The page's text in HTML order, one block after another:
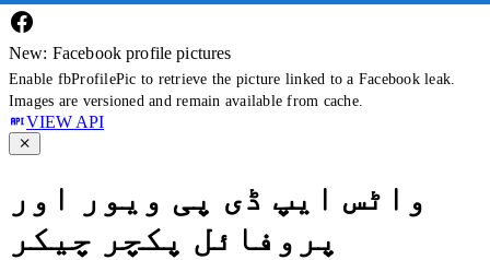
New: Facebook profile pictures
Enable fbProfilePic to retrieve the picture linked to a Facebook leak.
Images are versioned and remain available from cache.
VIEW API
واٹس ایپ ڈی پی ویور اور
پروفائل پکچر چیکر